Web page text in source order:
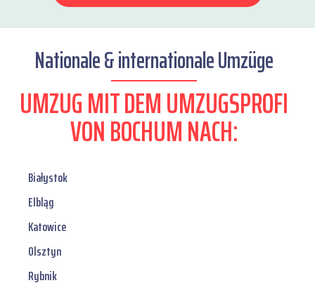
Nationale & internationale Umzüge
UMZUG MIT DEM UMZUGSPROFI
VON BOCHUM NACH:
Białystok
Elbląg
Katowice
Olsztyn
Rybnik